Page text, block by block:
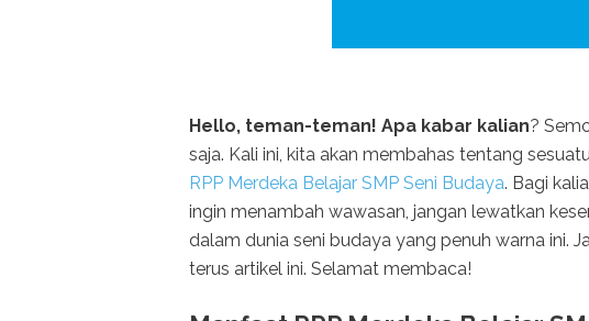
Hello, teman-teman! Apa kabar kalian?
saja. Kali ini, kita akan membahas tentang
RPP Merdeka Belajar SMP Seni Budaya. Bagi
ingin menambah wawasan, jangan lewatkan
dalam dunia seni budaya yang penuh warna ini.
terus artikel ini. Selamat membaca!